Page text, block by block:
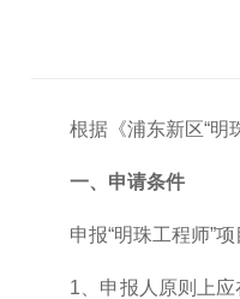
根据《浦东新区“明
一、申请条件
申报“明珠工程师”
1、申报人原则上